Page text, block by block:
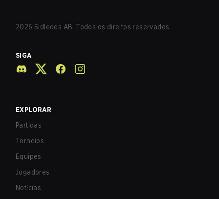
2026 Sidledes AB. Todos os direitos reservados.
SIGA
EXPLORAR
Partidas
Torneios
Equipes
Jogadores
Notícias